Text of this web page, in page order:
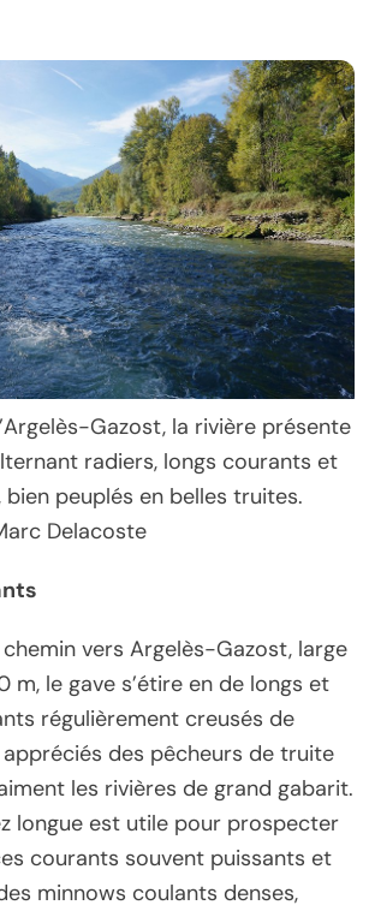
Gazost, la rivière présente
radiers, longs courants et
peuplés en belles truites.
Delacoste
vers Argelès-Gazost, large
m, le gave s’étire en de longs et
régulièrement creusés de
des pêcheurs de truite
les rivières de grand gabarit.
longue est utile pour prospecter
courants souvent puissants et
minnows coulants denses,